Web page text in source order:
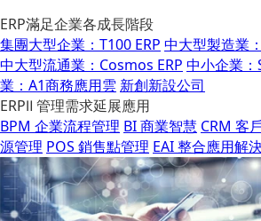
ERP滿足企業各成長階段
集團大型企業：T100 ERP 中大型製造業
中大型流通業：Cosmos ERP 中小企業
業：A1商務應用雲 新創新設公司
ERPⅡ 管理需求延展應用
BPM 企業流程管理 BI 商業智慧 CRM 客
源管理 POS 銷售點管理 EAI 整合應用解